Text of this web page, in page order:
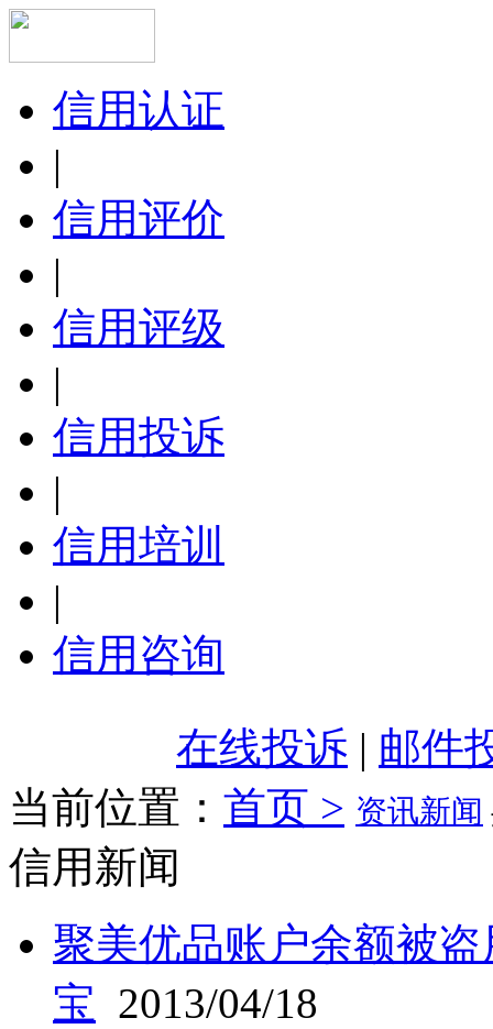
信用认证
|
信用评价
|
信用评级
|
信用投诉
|
信用培训
|
信用咨询
在线投诉 | 邮件
当前位置： 首页 > 资讯新闻
信用新闻
聚美优品账户余额被
宝 2013/04/18